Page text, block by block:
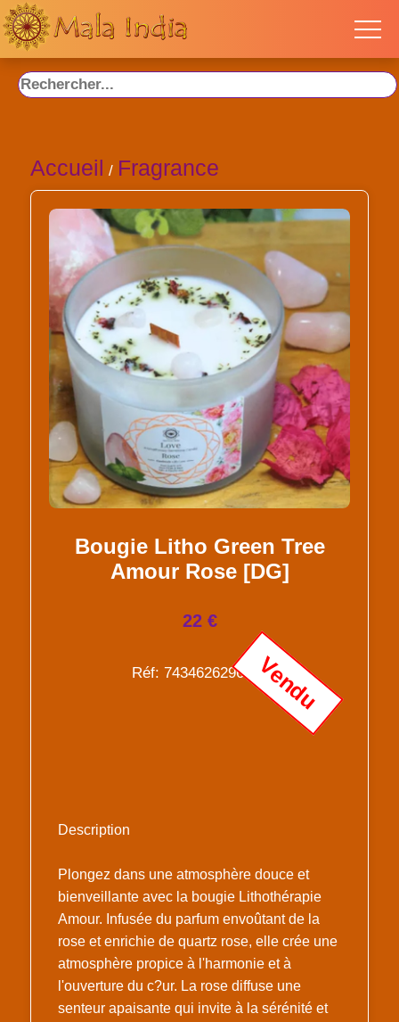
Accueil / Fragrance
Bougie Litho Green Tree
Amour Rose [DG]
22 €
Réf: 7434626296210Vendu
Description
Plongez dans une atmosphère douce et
bienveillante avec la bougie Lithothérapie
Amour. Infusée du parfum envoûtant de la
rose et enrichie de quartz rose, elle crée une
atmosphère propice à l'harmonie et à
l'ouverture du c?ur. La rose diffuse une
senteur apaisante qui invite à la sérénité et